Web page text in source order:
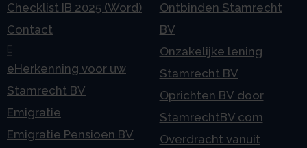
Checklist IB 2025 (Word)
Contact
E
eHerkenning voor uw
Stamrecht BV
Emigratie
Emigratie Pensioen BV
Ontbinden Stamrecht
BV
Onzakelijke lening
Stamrecht BV
Oprichten BV door
StamrechtBV.com
Overdracht vanuit